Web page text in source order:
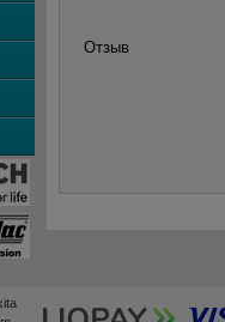
Отзыв